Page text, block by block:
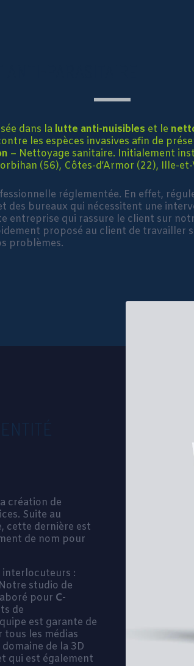
dans la lutte anti-nuisibles et le
les espèces invasives afin de
– Nettoyage sanitaire. Initialement
(56), Côtes-d’Armor (22), Ille-
réglementée. En effet,
des bureaux qui nécessitent une
entreprise qui rassure le client sur
proposé au client de travailler
problèmes.
création de
Suite au
cette dernière est
de nom pour
interlocuteurs :
studio de
pour C-
de
est garante de
les médias
de la 3D
qui est également